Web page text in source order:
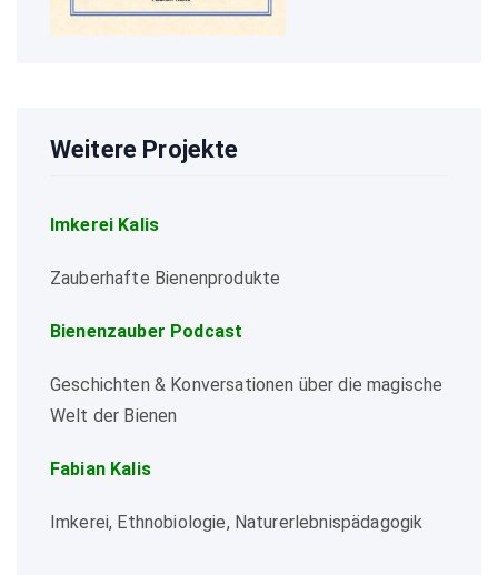
Weitere Projekte
Imkerei Kalis
Zauberhafte Bienenprodukte
Bienenzauber Podcast
Geschichten & Konversationen über die magische
Welt der Bienen
Fabian Kalis
Imkerei, Ethnobiologie, Naturerlebnispädagogik